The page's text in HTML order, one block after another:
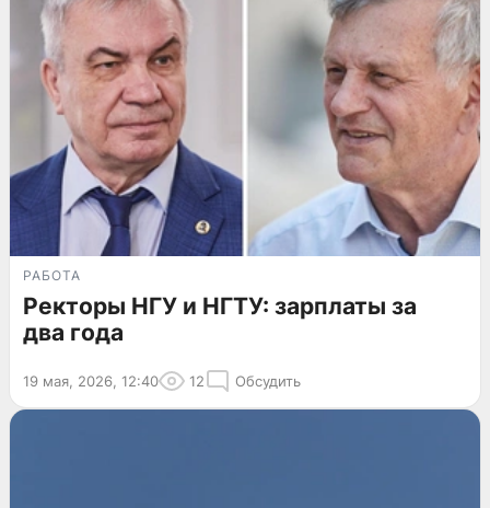
РАБОТА
Ректоры НГУ и НГТУ: зарплаты за
два года
19 мая, 2026, 12:40 12 Обсудить